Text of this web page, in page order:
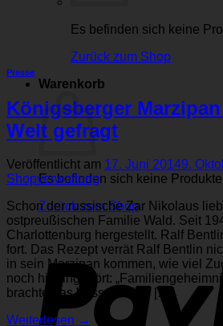
Es befinden sich keine
Zurück zum Shop
Warenkorb
Es befinden sich keine
Zurück zum Shop
Presse
Königsberger
Welt gefragt
Veröffentlicht am 17. Juni 20149.
Shopverwaltung
Schon der russische Zar Nikolaus
ostpreußischen Familie Wald. Seit
Charlottenburg hergestellt. Ralf
fort. Das Rezept verrät Ralf Bentlin
in sein Marzipan kommen, wie viel
noch hineingehört:
brachte das Wissen 1939 […]
Weiterlesen →